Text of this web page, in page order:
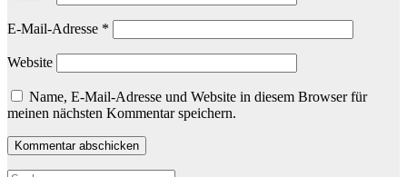
E-Mail-Adresse *
Website
Name, E-Mail-Adresse und Website in diesem Browser für
meinen nächsten Kommentar speichern.